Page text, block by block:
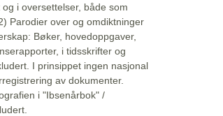
i oversettelser, både som
Parodier over og omdiktninger
Bøker, hovedoppgaver,
i tidsskrifter og
I prinsippet ingen nasjonal
av dokumenter.
i "Ibsenårbok" /